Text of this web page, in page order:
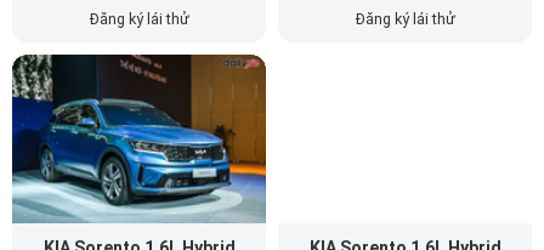
KIA Sorento 1.6L Hybrid
Premium
1.149 triệu
Trả hàng tháng từ: 19 triệu x 60